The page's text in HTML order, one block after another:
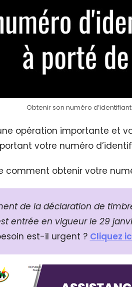
Obtenir son numéro
opération importante et
votre numéro
comment obtenir votre
de la déclaration de
entrée en vigueur le 29
est-il urgent ? Cliquez